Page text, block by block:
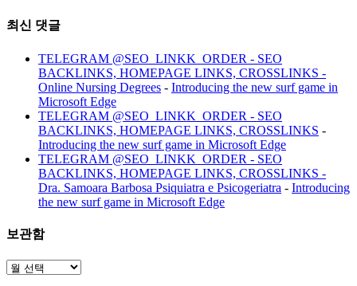
최신 댓글
TELEGRAM @SEO_LINKK_ORDER - SEO
BACKLINKS, HOMEPAGE LINKS, CROSSLINKS -
Online Nursing Degrees - Introducing the new surf game in
Microsoft Edge
TELEGRAM @SEO_LINKK_ORDER - SEO
BACKLINKS, HOMEPAGE LINKS, CROSSLINKS -
Introducing the new surf game in Microsoft Edge
TELEGRAM @SEO_LINKK_ORDER - SEO
BACKLINKS, HOMEPAGE LINKS, CROSSLINKS -
Dra. Samoara Barbosa Psiquiatra e Psicogeriatra - Introducing
the new surf game in Microsoft Edge
보관함
보